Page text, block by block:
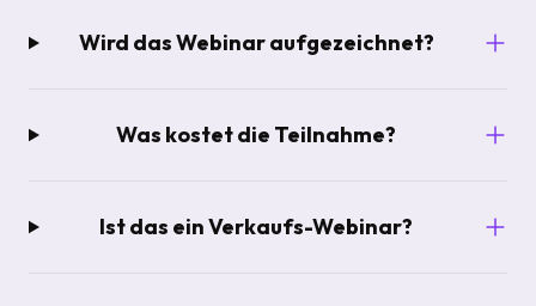
Wird das Webinar aufgezeichnet?
Was kostet die Teilnahme?
Ist das ein Verkaufs-Webinar?